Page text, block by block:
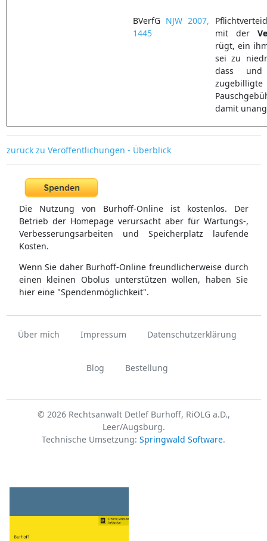
BVerfG NJW 2007,
1445
mit der
rügt, ein
sei zu
dass
damit
zurück zu Veröffentlichungen - Überblick
Die Nutzung von Burhoff-Online ist kostenlos. Der
Betrieb der Homepage verursacht aber für Wartungs-,
Verbesserungsarbeiten und Speicherplatz laufende
Kosten.
Wenn Sie daher Burhoff-Online freundlicherweise durch
einen kleinen Obolus unterstützen wollen, haben Sie
hier eine "Spendenmöglichkeit".
Über mich Impressum Datenschutzerklärung
Blog Bestellung
© 2026 Rechtsanwalt Detlef Burhoff, RiOLG a.D.,
Leer/Augsburg.
Technische Umsetzung: Springwald Software.